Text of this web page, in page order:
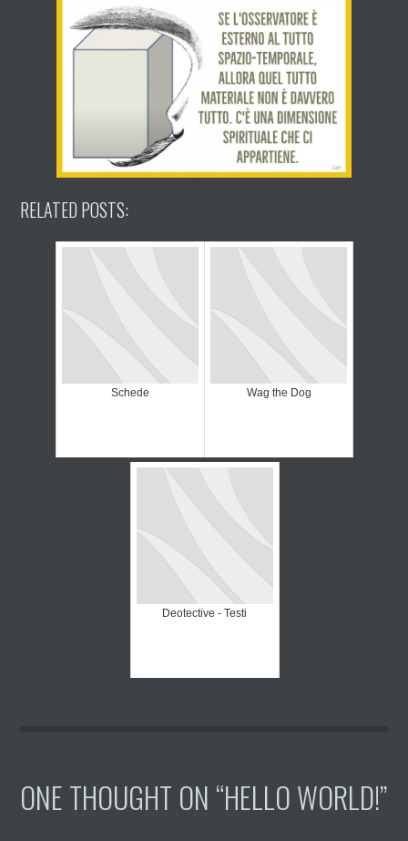
RELATED POSTS:
Schede Wag the Dog
Deotective - Testi
ONE THOUGHT ON “HELLO WORLD!”